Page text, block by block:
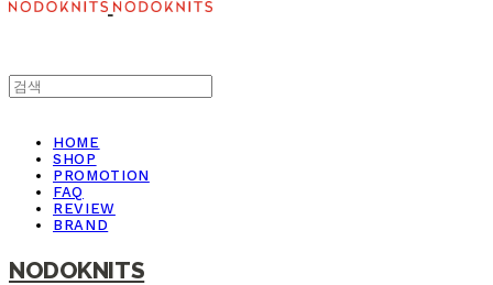
HOME
SHOP
PROMOTION
FAQ
REVIEW
BRAND
NODOKNITS